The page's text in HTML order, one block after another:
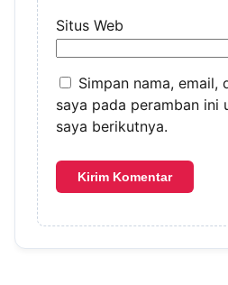
Situs Web
Simpan nama, email,
saya pada peramban ini
saya berikutnya.